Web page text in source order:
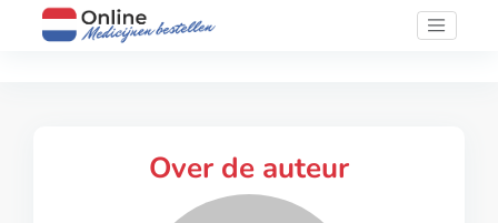
Over de auteur